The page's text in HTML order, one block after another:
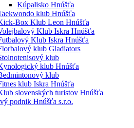
Kúpalisko Hnúšťa
klub Hnúšťa
Box Klub Leon Hnúšťa
Klub Iskra Hnúšťa
Klub Iskra Hnúšťa
klub Gladiators
klub
klub Hnúšťa
klub
klub Iskra Hnúšťa
slovenských turistov Hnúšťa
podnik Hnúšťa s.r.o.